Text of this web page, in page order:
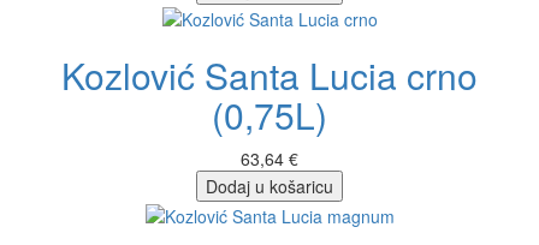
Kozlović Santa Lucia crno
(0,75L)
63,64 €
Dodaj u košaricu